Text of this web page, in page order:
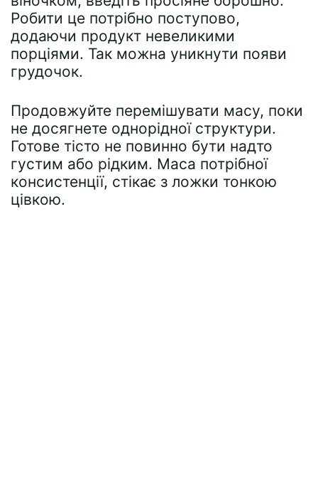
Робити це потрібно поступово,
додаючи продукт невеликими
порціями. Так можна уникнути появи
грудочок.
Продовжуйте перемішувати масу, поки
не досягнете однорідної структури.
Готове тісто не повинно бути надто
густим або рідким. Маса потрібної
консистенції, стікає з ложки тонкою
цівкою.